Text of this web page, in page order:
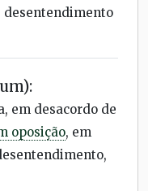
desentendimento
em desacordo de
oposição, em